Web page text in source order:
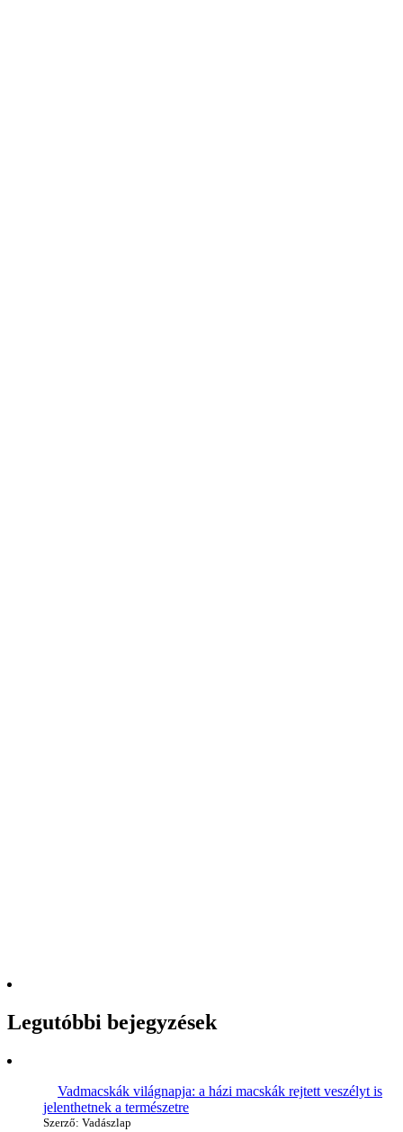
Legutóbbi bejegyzések
Vadmacskák világnapja: a házi macskák rejtett veszélyt is
jelenthetnek a természetre
Szerző: Vadászlap